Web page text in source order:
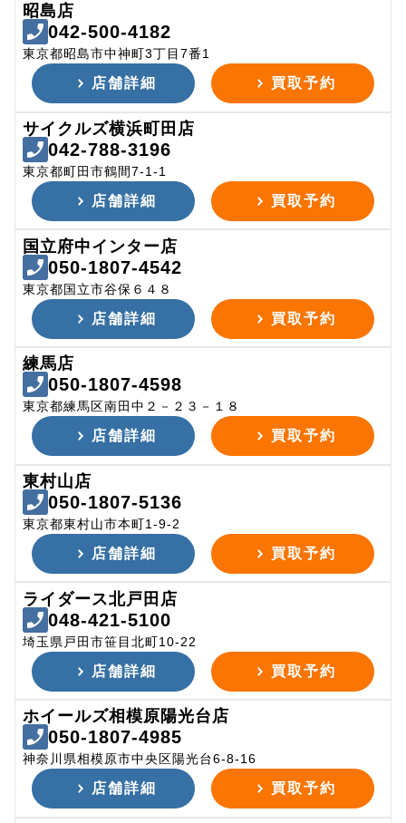
昭島店
042-500-4182
東京都昭島市中神町3丁目7番1
店舗詳細 買取予約
サイクルズ横浜町田店
042-788-3196
東京都町田市鶴間7-1-1
店舗詳細 買取予約
国立府中インター店
050-1807-4542
東京都国立市谷保６４８
店舗詳細 買取予約
練馬店
050-1807-4598
東京都練馬区南田中２－２３－１８
店舗詳細 買取予約
東村山店
050-1807-5136
東京都東村山市本町1-9-2
店舗詳細 買取予約
ライダース北戸田店
048-421-5100
埼玉県戸田市笹目北町10-22
店舗詳細 買取予約
ホイールズ相模原陽光台店
050-1807-4985
神奈川県相模原市中央区陽光台6-8-16
店舗詳細 買取予約